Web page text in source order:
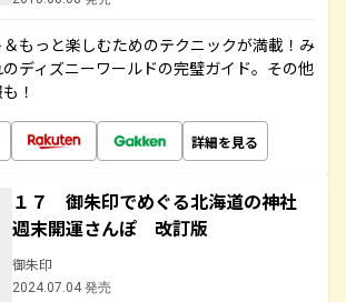
もっと楽しむためのテクニックが満載！み
ディズニーワールドの完璧ガイド。その他
！
詳細を見る
１７ 御朱印でめぐる北海道の神社
週末開運さんぽ 改訂版
御朱印
2024.07.04 発売